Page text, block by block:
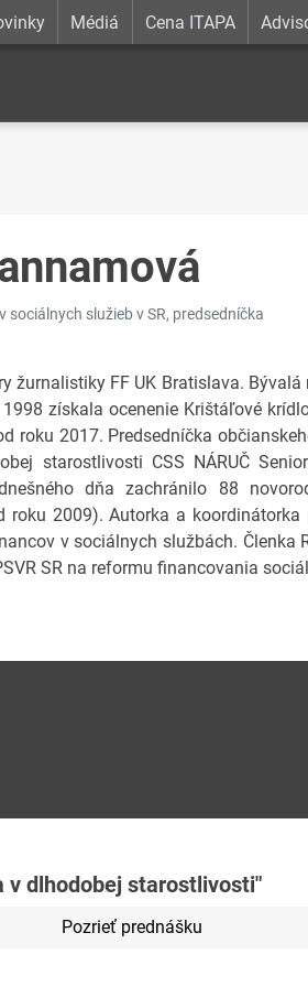
Médiá Cena ITAPA
služieb v SR, predsedníčka
žurnalistiky FF UK Bratislava.
získala ocenenie Krištáľové
roku 2017. Predsedníčka
starostlivosti CSS NÁRUČ
dňa zachránilo 88
roku 2009). Autorka a koordinátorka
v sociálnych službách.
SR na reformu financovania
v dlhodobej starostlivosti"
Pozrieť prednášku